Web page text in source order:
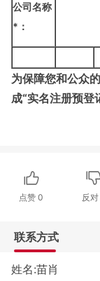
公司名称
* ：
为保障您和公众
成“实名注册预登
点赞0 反对
联系方式
姓名:苗肖